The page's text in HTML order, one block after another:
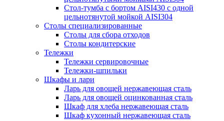
Стол-тумба с бортом AISI430 с одной
цельнотянутой мойкой AISI304
Столы специализированные
Столы для сбора отходов
Столы кондитерские
Тележки
Тележки сервировочные
Тележки-шпильки
Шкафы и лари
Ларь для овощей нержавеющая сталь
Ларь для овощей оцинкованная сталь
Шкаф для хлеба нержавеющая сталь
Шкаф кухонный нержавеющая сталь